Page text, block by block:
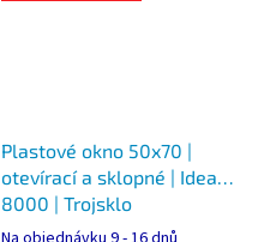
Plastové okno 50x70 |
otevírací a sklopné | Ideal
8000 | Trojsklo